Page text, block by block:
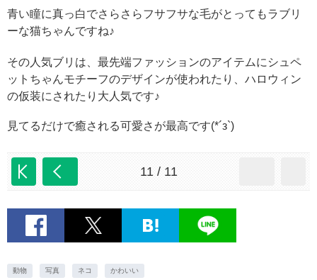
青い瞳に真っ白でさらさらフサフサな毛がとってもラブリ
ーな猫ちゃんですね♪
その人気ブリは、最先端ファッションのアイテムにシュペ
ットちゃんモチーフのデザインが使われたり、ハロウィン
の仮装にされたり大人気です♪
見てるだけで癒される可愛さが最高です(*´з`)
11 / 11
動物 写真 ネコ かわいい